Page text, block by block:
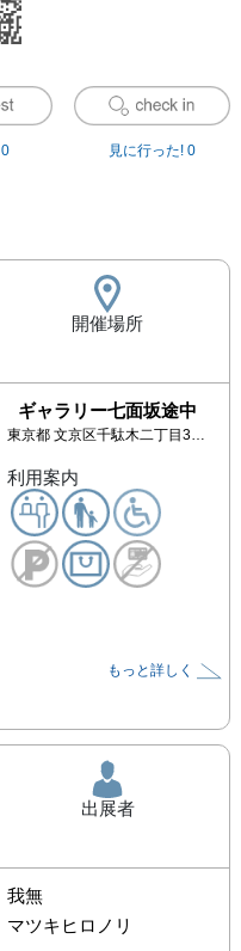
0 見に行った! 0
開催場所
ギャラリー七面坂途中
東京都 文京区千駄木二丁目35-6
利用案内
もっと詳しく
出展者
我無
マツキヒロノリ